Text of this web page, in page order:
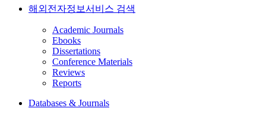
해외전자정보서비스 검색
Academic Journals
Ebooks
Dissertations
Conference Materials
Reviews
Reports
Databases & Journals